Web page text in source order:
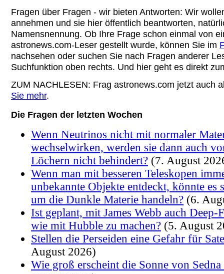
Fragen über Fragen - wir bieten Antworten: Wir
annehmen und sie hier öffentlich beantworten,
Namensnennung. Ob Ihre Frage schon einmal von
astronews.com-Leser gestellt wurde, können Sie im
nachsehen oder suchen Sie nach Fragen anderer
Suchfunktion oben rechts. Und hier geht es direkt
ZUM NACHLESEN: Frag astronews.com jetzt auch
Sie mehr.
Die Fragen der letzten Wochen
Wenn Neutrinos nicht mit normaler
wechselwirken, werden sie dann auch
Löchern nicht behindert? (7. August
Wenn man mit besseren Teleskopen
unbekannte Objekte entdeckt, könnte es
um die Dunkle Materie handeln? (6.
Ist geplant, mit James Webb auch
wie mit Hubble zu machen? (5. August
Stellen die Perseiden eine Gefahr für
August 2026)
Wie groß erscheint die Sonne von Sedna